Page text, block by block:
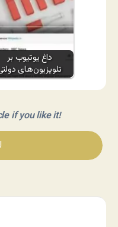
داغ یوتیوب بر
تلویزیون‌های
if you like it!